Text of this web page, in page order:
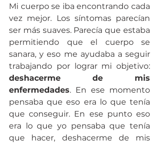
Mi cuerpo se iba encontrando cada
vez mejor. Los síntomas parecían
ser más suaves. Parecía que estaba
permitiendo que el cuerpo se
sanara, y eso me ayudaba a seguir
deshacerme de mis
enfermedades. En ese momento
pensaba que eso era lo que tenía
que conseguir. En ese punto eso
era lo que yo pensaba que tenía
que hacer, deshacerme de mis